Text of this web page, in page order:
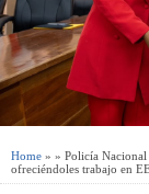
Home » » Policía Nacional
ofreciéndoles trabajo en